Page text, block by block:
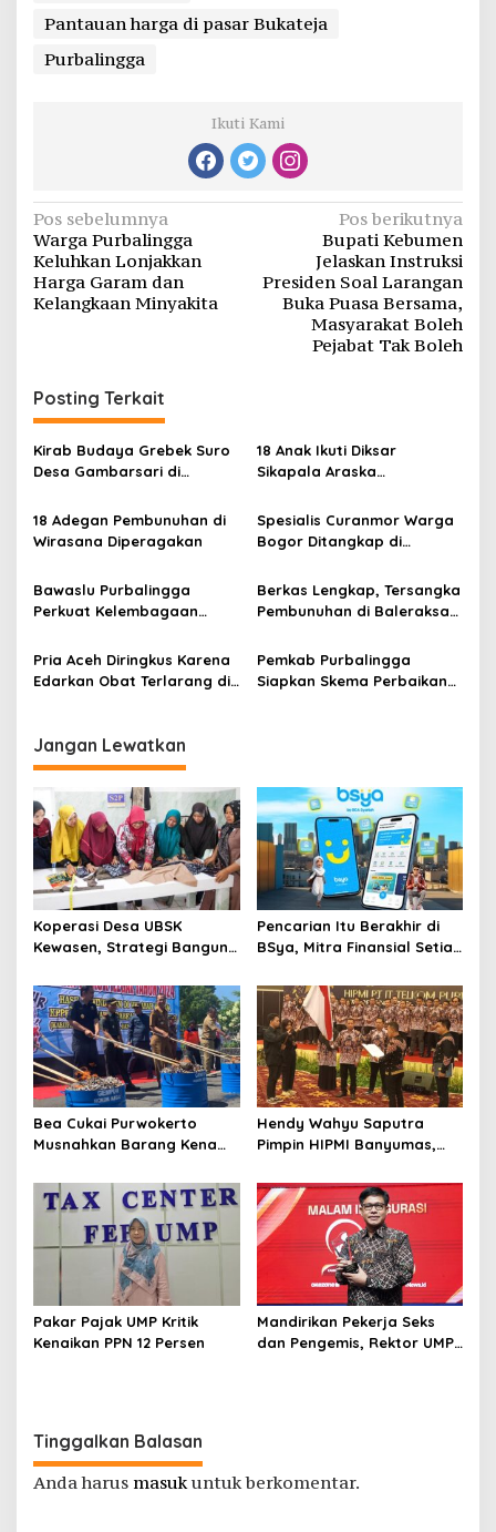
Pantauan harga di pasar Bukateja
Purbalingga
Ikuti Kami
Navigasi
pos
Pos sebelumnya
Warga Purbalingga
Keluhkan Lonjakkan
Harga Garam dan
Kelangkaan Minyakita
Pos berikutnya
Bupati Kebumen
Jelaskan Instruksi
Presiden Soal Larangan
Buka Puasa Bersama,
Masyarakat Boleh
Pejabat Tak Boleh
Posting Terkait
Kirab Budaya Grebek Suro
Desa Gambarsari di
Apresiasi
18 Anak Ikuti Diksar
Sikapala Araska
18 Adegan Pembunuhan di
Wirasana Diperagakan
Spesialis Curanmor Warga
Bogor Ditangkap di
di Halaman Masjid Hingga
Rumah Kos
Bawaslu Purbalingga
Perkuat Kelembagaan
Berkas Lengkap, Tersangka
Pembunuhan di Baleraksa
Purbalingga
Pria Aceh Diringkus Karena
Edarkan Obat Terlarang di
Pemkab Purbalingga
Siapkan Skema Perbaikan
Jangan Lewatkan
Koperasi Desa UBSK
Kewasen, Strategi Bangun
Karangkandri di Cilacap
Pencarian Itu Berakhir di
BSya, Mitra Finansial Setia
Bea Cukai Purwokerto
Musnahkan Barang Kena
Miliar
Hendy Wahyu Saputra
Pimpin HIPMI Banyumas,
Muda Perguruan Tinggi
Pakar Pajak UMP Kritik
Kenaikan PPN 12 Persen
Mandirikan Pekerja Seks
dan Pengemis, Rektor UMP
Tinggalkan Balasan
Anda harus masuk untuk berkomentar.